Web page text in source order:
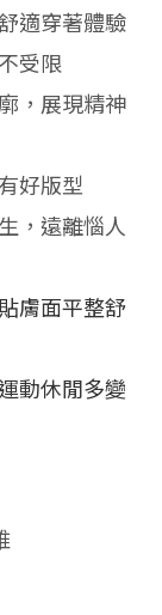
適穿著體驗
受限
，展現精神
好版型
，遠離惱人
膚面平整舒
動休閒多變